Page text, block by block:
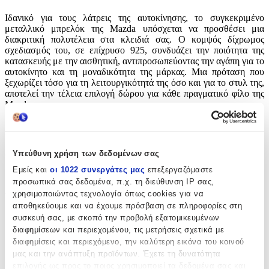
Υπεύθυνη χρήση των δεδομένων σας
Εμείς και οι 1022 συνεργάτες μας επεξεργαζόμαστε
προσωπικά σας δεδομένα, π.χ. τη διεύθυνση IP σας,
χρησιμοποιώντας τεχνολογία όπως cookies για να
αποθηκεύουμε και να έχουμε πρόσβαση σε πληροφορίες στη
συσκευή σας, με σκοπό την προβολή εξατομικευμένων
διαφημίσεων και περιεχομένου, τις μετρήσεις σχετικά με
διαφημίσεις και περιεχόμενο, την καλύτερη εικόνα του κοινού
μας και την ανάπτυξη προϊόντων. Έχετε τη δυνατότητα
Ιδανικό για τους λάτρεις της αυτοκίνησης, το συγκεκριμένο
μεταλλικό μπρελόκ της Mazda υπόσχεται να προσθέσει μια
διακριτική πολυτέλεια στα κλειδιά σας. Ο κομψός δίχρωμος
σχεδιασμός του, σε επίχρυσο 925, συνδυάζει την ποιότητα της
κατασκευής με την αισθητική, αντιπροσωπεύοντας την αγάπη για το
αυτοκίνητο και τη μοναδικότητα της μάρκας. Μια πρόταση που
ξεχωρίζει τόσο για τη λειτουργικότητά της όσο και για το στυλ της,
αποτελεί την τέλεια επιλογή δώρου για κάθε πραγματικό φίλο της
Mazda.
Χαρακτηριστικά
Θέμα:
Αυτοκίνητα
Τύπος:
Μπρελόκ
Υλικό
Μεταλλικό